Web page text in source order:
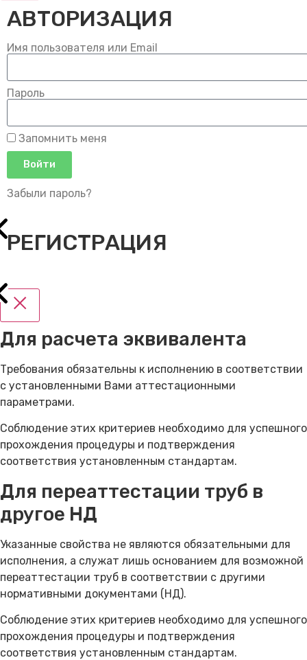
АВТОРИЗАЦИЯ
Имя пользователя или Email
Пароль
Запомнить меня
Войти
Забыли пароль?
РЕГИСТРАЦИЯ
Для расчета эквивалента
Требования обязательны к исполнению в соответствии
с установленными Вами аттестационными
параметрами.
Соблюдение этих критериев необходимо для успешного
прохождения процедуры и подтверждения
соответствия установленным стандартам.
Для переаттестации труб в
другое НД
Указанные свойства не являются обязательными для
исполнения, а служат лишь основанием для возможной
переаттестации труб в соответствии с другими
нормативными документами (НД).
Соблюдение этих критериев необходимо для успешного
прохождения процедуры и подтверждения
соответствия установленным стандартам.